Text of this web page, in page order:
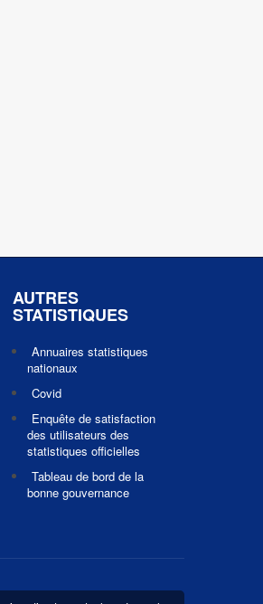
AUTRES
STATISTIQUES
Annuaires statistiques
nationaux
Covid
Enquête de satisfaction
des utilisateurs des
statistiques officielles
Tableau de bord de la
bonne gouvernance